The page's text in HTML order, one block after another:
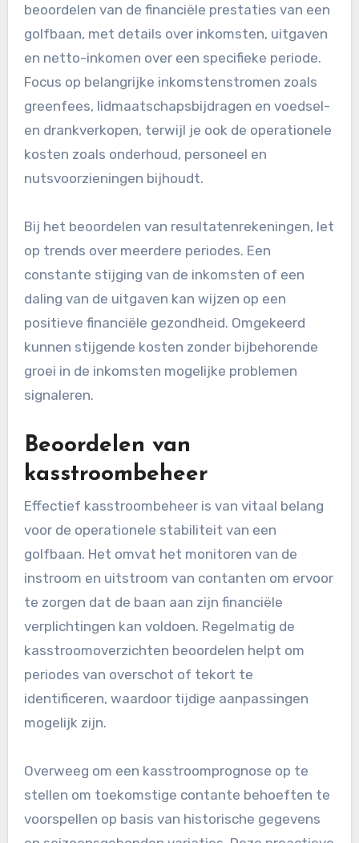
beoordelen van de financiële prestaties van een
golfbaan, met details over inkomsten, uitgaven
en netto-inkomen over een specifieke periode.
Focus op belangrijke inkomstenstromen zoals
greenfees, lidmaatschapsbijdragen en voedsel-
en drankverkopen, terwijl je ook de operationele
kosten zoals onderhoud, personeel en
nutsvoorzieningen bijhoudt.
Bij het beoordelen van resultatenrekeningen, let
op trends over meerdere periodes. Een
constante stijging van de inkomsten of een
daling van de uitgaven kan wijzen op een
positieve financiële gezondheid. Omgekeerd
kunnen stijgende kosten zonder bijbehorende
groei in de inkomsten mogelijke problemen
signaleren.
Beoordelen van
kasstroombeheer
Effectief kasstroombeheer is van vitaal belang
voor de operationele stabiliteit van een
golfbaan. Het omvat het monitoren van de
instroom en uitstroom van contanten om ervoor
te zorgen dat de baan aan zijn financiële
verplichtingen kan voldoen. Regelmatig de
kasstroomoverzichten beoordelen helpt om
periodes van overschot of tekort te
identificeren, waardoor tijdige aanpassingen
mogelijk zijn.
Overweeg om een kasstroomprognose op te
stellen om toekomstige contante behoeften te
voorspellen op basis van historische gegevens